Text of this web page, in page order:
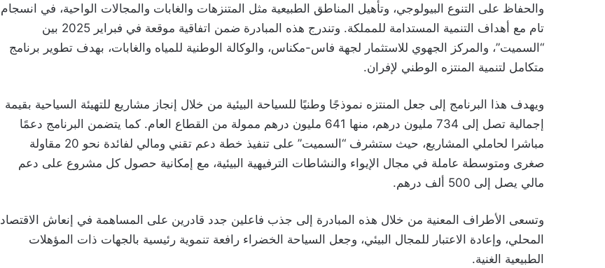
والحفاظ على التنوع البيولوجي، وتأهيل المناطق الطبيعية مثل المتنزهات والغابات والمجالات الواحية، في انسجام
تام مع أهداف التنمية المستدامة للمملكة. وتندرج هذه المبادرة ضمن اتفاقية موقعة في فبراير 2025 بين
“السميت”، والمركز الجهوي للاستثمار لجهة فاس-مكناس، والوكالة الوطنية للمياه والغابات، بهدف تطوير برنامج
متكامل لتنمية المنتزه الوطني لإفران.
ويهدف هذا البرنامج إلى جعل المنتزه نموذجًا وطنيًا للسياحة البيئية من خلال إنجاز مشاريع للتهيئة السياحية بقيمة
إجمالية تصل إلى 734 مليون درهم، منها 641 مليون درهم ممولة من القطاع العام. كما يتضمن البرنامج دعمًا
مباشرا لحاملي المشاريع، حيث ستشرف “السميت” على تنفيذ خطة دعم تقني ومالي لفائدة نحو 20 مقاولة
صغرى ومتوسطة عاملة في مجال الإيواء والنشاطات الترفيهية البيئية، مع إمكانية حصول كل مشروع على دعم
مالي يصل إلى 500 ألف درهم.
وتسعى الأطراف المعنية من خلال هذه المبادرة إلى جذب فاعلين جدد قادرين على المساهمة في إنعاش الاقتصاد
المحلي، وإعادة الاعتبار للمجال البيئي، وجعل السياحة الخضراء رافعة تنموية رئيسية بالجهات ذات المؤهلات
الطبيعية الغنية.